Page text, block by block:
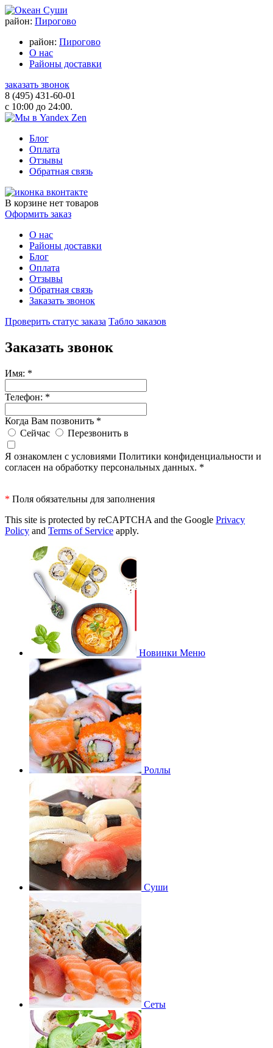
район: Пирогово
район: Пирогово
О нас
Районы доставки
заказать звонок
8 (495) 431-60-01
с 10:00 до 24:00.
Блог
Оплата
Отзывы
Обратная связь
В корзине нет товаров
Оформить заказ
О нас
Районы доставки
Блог
Оплата
Отзывы
Обратная связь
Заказать звонок
Проверить статус заказа Табло заказов
Заказать звонок
Имя: *
Телефон: *
Когда Вам позвонить *
Сейчас
Перезвонить в
Я ознакомлен с условиями Политики конфиденциальности и
согласен на обработку персональных данных. *
* Поля обязательны для заполнения
This site is protected by reCAPTCHA and the Google Privacy
Policy and Terms of Service apply.
Новинки Меню
Роллы
Суши
Сеты